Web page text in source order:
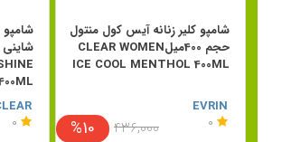
شامپو
0
شامپو کلیر زنانه آیس کول منتول
حجم 400میلCLEAR WOMEN
ICE COOL MENTHOL 400ML
EVRIN
0
%10 ۴۳۶,۰۰۰